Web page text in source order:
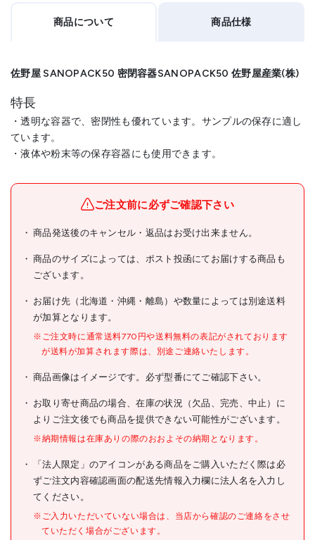
商品について
佐野屋 SANOPACK50 密閉容器SANOPACK50 佐野屋産業(株)
特長
・透明な容器で、密閉性も優れています。サンプルの保存に適し
ています。
・液体や粉末等の保存容器にも使用できます。
商品仕様
ブランド名 佐野屋
商品名
佐野屋 SANOPACK50 密閉
容器
型式 SANOPACK50
JANコード
仕様
●色:半透明(乳白色)
●奥行(mm):67-55
●容量(ml):50
さ:67×29
●外径(mm):67
●「RoHS」「SDS」対応品
タ):60℃
●本体:ポリプロピレン(PP)
原産国 日本
ご注文前に必ずご確認下さい
商品発送後のキャンセル・返品はお受け出来ません。
商品のサイズによっては、ポスト投函にてお届けする商品も
ございます。
お届け先（北海道・沖縄・離島）や数量によっては別途送料
が加算となります。
※ご注文時に通常送料770円や送料無料の表記がされております
が送料が加算されます際は、別途ご連絡いたします。
商品画像はイメージです。必ず型番にてご確認下さい。
お取り寄せ商品の場合、在庫の状況（欠品、完売、中止）に
よりご注文後でも商品を提供できない可能性がございます。
※納期情報は在庫ありの際のおおよその納期となります。
「法人限定」のアイコンがある商品をご購入いただく際は必
ずご注文内容確認画面の配送先情報入力欄に法人名を入力し
てください。
※ご入力いただいていない場合は、当店から確認のご連絡をさせ
ていただく場合がございます。